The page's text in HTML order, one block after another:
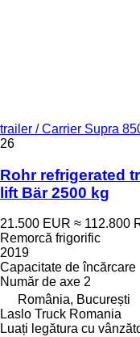
trailer / Carrier Supra
26
Rohr refrigerated
lift Bär 2500 kg
21.500 EUR ≈ 112.800
Remorcă frigorific
2019
Capacitate de încărcare
Număr de axe 2
România, București
Laslo Truck Romania
Luați legătura cu